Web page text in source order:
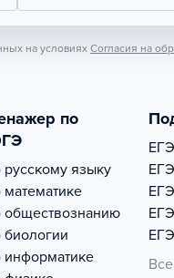
на условиях Согласия на
по
языку